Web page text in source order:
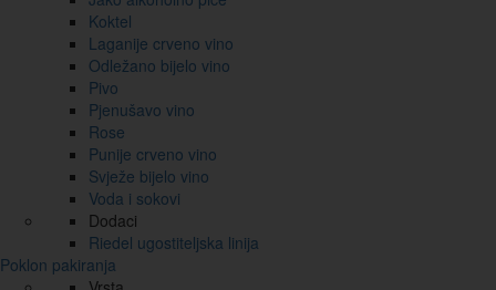
Koktel
Laganije crveno vino
Odležano bijelo vino
Pivo
Pjenušavo vino
Rose
Punije crveno vino
Svježe bijelo vino
Voda i sokovi
Dodaci
Riedel ugostiteljska linija
Poklon pakiranja